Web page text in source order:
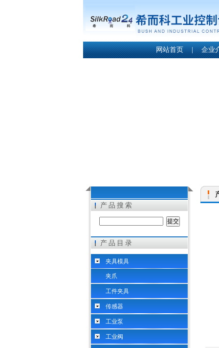
希而科工业控制设备（上海）有限公司
网站首页 | 企业
产品搜索
产品目录
夹具模具
夹爪
工件夹具
传感器
工业泵
工业阀